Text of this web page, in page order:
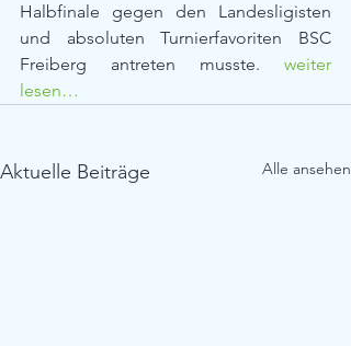
Halbfinale gegen den Landesligisten
und absoluten Turnierfavoriten BSC
Freiberg antreten musste. weiter
lesen…
Aktuelle Beiträge Alle ansehen